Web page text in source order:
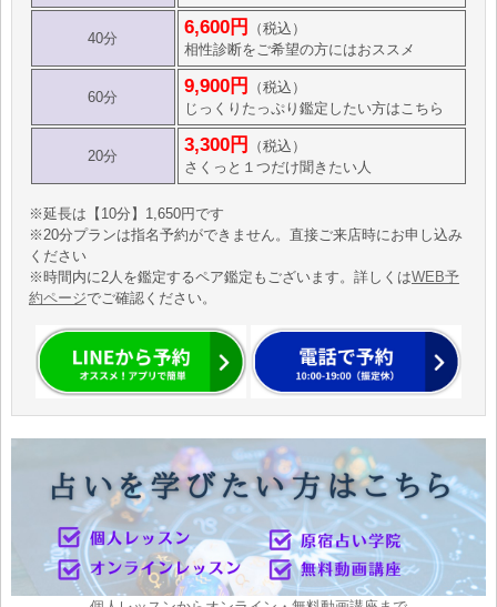
40分
6,600円
（税込）
相性診断をご希望の方にはおススメ
60分
9,900円
（税込）
じっくりたっぷり鑑定したい方はこちら
20分
3,300円
（税込）
さくっと１つだけ聞きたい人
※延長は【10分】1,650円です
※20分プランは指名予約ができません。直接ご来店時にお申し込み
ください
※時間内に2人を鑑定するペア鑑定もございます。詳しくはWEB予
約ページでご確認ください。